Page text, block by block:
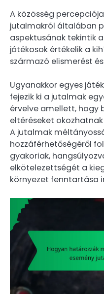
A közösség
jutalmakról általában
aspektusának tekintik
játékosok értékelik a
származó elismerést
Ugyanakkor egyes
fejezik ki a jutalmak
érvelve amellett, hogy
eltéréseket
A jutalmak
hozzáférhetőségéről
gyakoriak,
elkötelezettségét a
környezet fenntartása